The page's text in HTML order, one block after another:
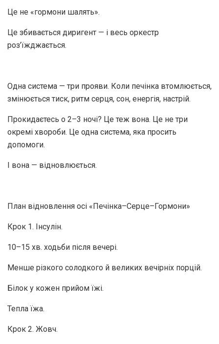
Це не «гормони шалять».
Це збивається диригент — і весь оркестр
роз’їжджається.
Одна система — три прояви. Коли печінка втомлюється,
змінюється тиск, ритм серця, сон, енергія, настрій.
Прокидаєтесь о 2–3 ночі? Це теж вона. Це не три
окремі хвороби. Це одна система, яка просить
допомоги.
І вона — відновлюється.
План відновлення осі «Печінка–Серце–Гормони»
Крок 1. Інсулін.
10–15 хв. ходьби після вечері.
Менше різкого солодкого й великих вечірніх порцій.
Білок у кожен прийом їжі.
Тепла їжа.
Крок 2. Жовч.